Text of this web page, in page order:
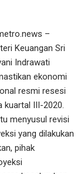
–
Keuangan Sri
Indrawati
ekonomi
resmi resesi
kuartal III-2020.
menyusul revisi
yang dilakukan
pihak